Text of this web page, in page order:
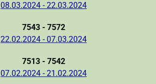
08.03.2024 - 22.03.2024
7543 - 7572
22.02.2024 - 07.03.2024
7513 - 7542
07.02.2024 - 21.02.2024